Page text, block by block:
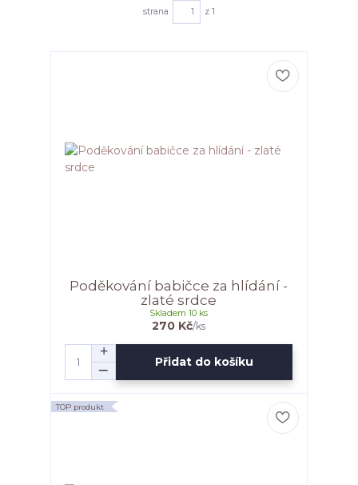
strana
z 1
Poděkování babičce za hlídání -
zlaté srdce
270 Kč/ks
Skladem 10 ks
Přidat do košíku
TOP produkt